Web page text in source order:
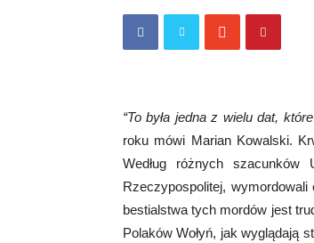
“To była jedna z wielu dat,
roku mówi Marian Kowalski.
Według różnych szacunków
Rzeczypospolitej,
bestialstwa tych mordów jest
Polaków Wołyń, jak wyglądają